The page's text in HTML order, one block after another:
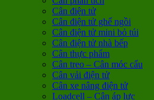
Cân điện tử
Cân điện tử ghế ngồi
Cân điện tử mini bỏ túi
Cân điện tử nhà bếp
Cân thực phẩm
Cân treo – Cân móc cẩu
Cân vải điện tử
Cân xe nâng điện tử
Loadcell – Cân áp lực